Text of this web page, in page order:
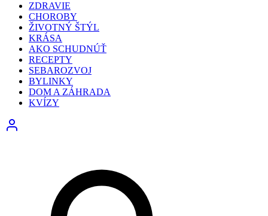
ZDRAVIE
CHOROBY
ŽIVOTNÝ ŠTÝL
KRÁSA
AKO SCHUDNÚŤ
RECEPTY
SEBAROZVOJ
BYLINKY
DOM A ZÁHRADA
KVÍZY